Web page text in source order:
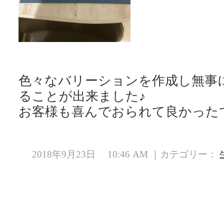
色々なバリーションを作成し無事
ることが出来ました♪
お客様も喜んでおられて良かった
2018年9月23日 10:46 AM ｜カテゴリー：